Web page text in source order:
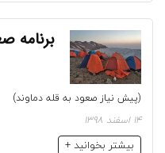
برنامه
(پیش نیاز صعود به قله دماوند)
14 اسفند 1398
بیشتر بخوانید +